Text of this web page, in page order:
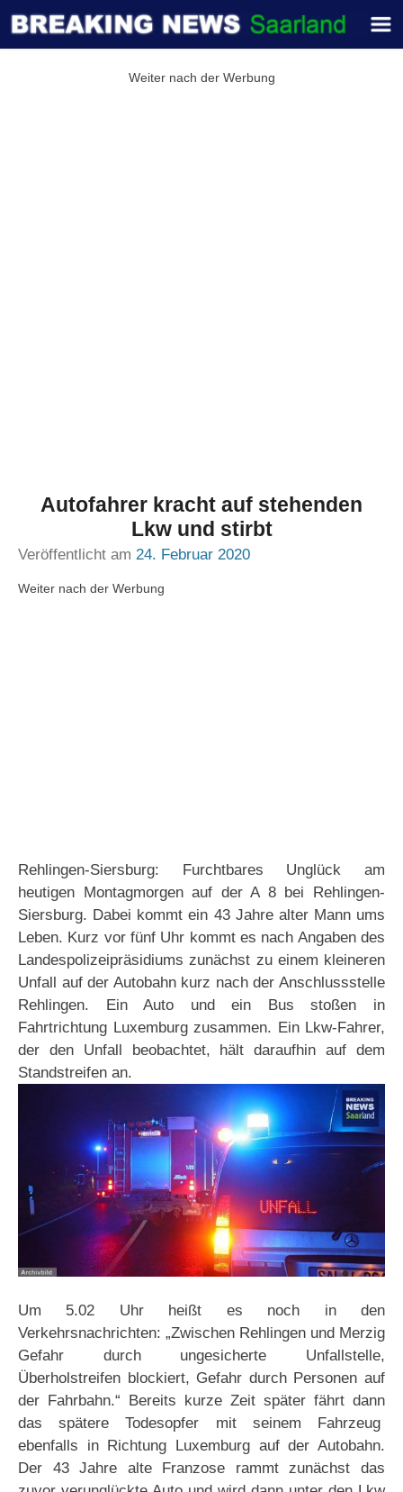
Weiter nach der Werbung
Autofahrer kracht auf stehenden
Lkw und stirbt
Veröffentlicht am 24. Februar 2020
Weiter nach der Werbung
Rehlingen-Siersburg: Furchtbares Unglück am
heutigen Montagmorgen auf der A 8 bei Rehlingen-
Siersburg. Dabei kommt ein 43 Jahre alter Mann ums
Leben. Kurz vor fünf Uhr kommt es nach Angaben des
Landespolizeipräsidiums zunächst zu einem kleineren
Unfall auf der Autobahn kurz nach der Anschlussstelle
Rehlingen. Ein Auto und ein Bus stoßen in
Fahrtrichtung Luxemburg zusammen. Ein Lkw-Fahrer,
der den Unfall beobachtet, hält daraufhin auf dem
Standstreifen an.
Um 5.02 Uhr heißt es noch in den
Verkehrsnachrichten: „Zwischen Rehlingen und Merzig
Gefahr durch ungesicherte Unfallstelle,
Überholstreifen blockiert, Gefahr durch Personen auf
der Fahrbahn.“ Bereits kurze Zeit später fährt dann
das spätere Todesopfer mit seinem Fahrzeug
ebenfalls in Richtung Luxemburg auf der Autobahn.
Der 43 Jahre alte Franzose rammt zunächst das